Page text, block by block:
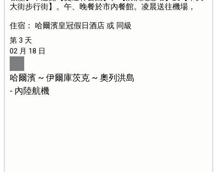
大街步行街】。午、晚餐於市內餐館。凌晨送往機場，
住宿： 哈爾濱皇冠假日酒店 或 同級
第 3 天
02 月 18 日
哈爾濱 ~ 伊爾庫茨克 ~ 奧列洪島
- 內陸航機